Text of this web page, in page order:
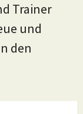
Trainer
und
den